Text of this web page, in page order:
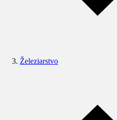
Železiarstvo